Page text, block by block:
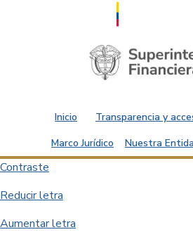
Saltar al contenido principal
Inicio Transparencia y
Marco Jurídico
Nuestra
Contraste
Reducir letra
Aumentar letra